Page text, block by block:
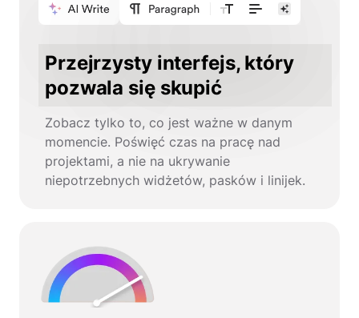
Przejrzysty interfejs, który
pozwala się skupić
Zobacz tylko to, co jest ważne w danym
momencie. Poświęć czas na pracę nad
projektami, a nie na ukrywanie
niepotrzebnych widżetów, pasków i linijek.